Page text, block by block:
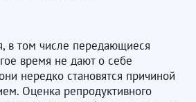
в том числе передающиеся
время не дают о себе
нередко становятся причиной
Оценка репродуктивного